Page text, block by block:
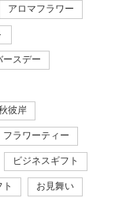
アロマフラワー
ースデー
彼岸
フラワーティー
ビジネスギフト
お見舞い